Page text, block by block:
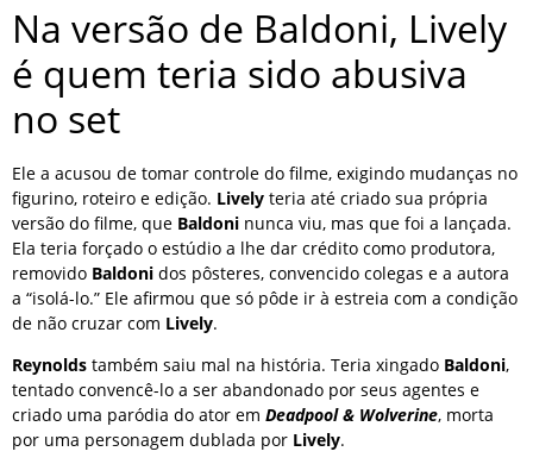
Na versão de Baldoni, Lively
é quem teria sido abusiva
no set
Ele a acusou de tomar controle do filme, exigindo mudanças no
figurino, roteiro e edição. Lively teria até criado sua própria
versão do filme, que Baldoni nunca viu, mas que foi a lançada.
Ela teria forçado o estúdio a lhe dar crédito como produtora,
removido Baldoni dos pôsteres, convencido colegas e a autora
a “isolá-lo.” Ele afirmou que só pôde ir à estreia com a condição
de não cruzar com Lively.
Reynolds também saiu mal na história. Teria xingado Baldoni,
tentado convencê-lo a ser abandonado por seus agentes e
criado uma paródia do ator em Deadpool & Wolverine, morta
por uma personagem dublada por Lively.